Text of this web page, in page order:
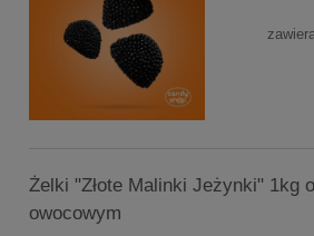
Żelki "Złote Malinki Jeżynki" 1kg
owocowym